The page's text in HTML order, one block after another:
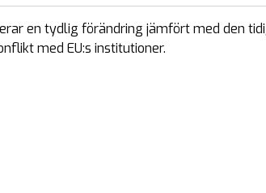
en tydlig förändring jämfört med den
med EU:s institutioner.